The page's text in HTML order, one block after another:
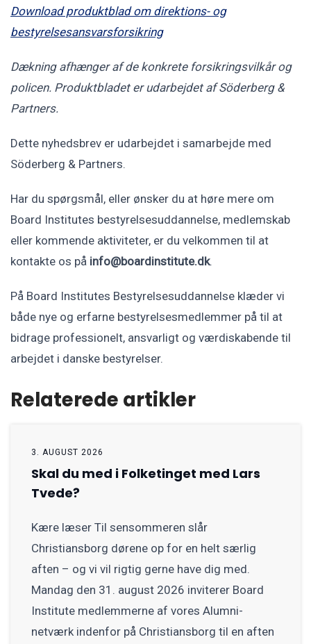
Download produktblad om direktions- og
bestyrelsesansvarsforsikring
Dækning afhænger af de konkrete forsikringsvilkår og
policen. Produktbladet er udarbejdet af Söderberg &
Partners.
Dette nyhedsbrev er udarbejdet i samarbejde med
Söderberg & Partners.
Har du spørgsmål, eller ønsker du at høre mere om
Board Institutes bestyrelsesuddannelse, medlemskab
eller kommende aktiviteter, er du velkommen til at
kontakte os på info@boardinstitute.dk.
På Board Institutes Bestyrelsesuddannelse klæder vi
både nye og erfarne bestyrelsesmedlemmer på til at
bidrage professionelt, ansvarligt og værdiskabende til
arbejdet i danske bestyrelser.
Relaterede artikler
3. AUGUST 2026
Skal du med i Folketinget med Lars
Tvede?
Kære læser Til sensommeren slår
Christiansborg dørene op for en helt særlig
aften – og vi vil rigtig gerne have dig med.
Mandag den 31. august 2026 inviterer Board
Institute medlemmerne af vores Alumni-
netværk indenfor på Christiansborg til en aften